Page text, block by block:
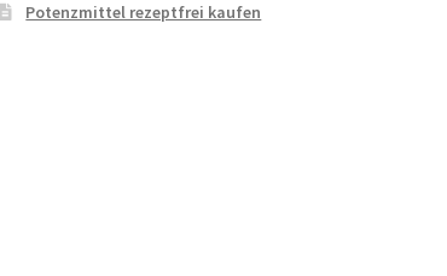
Potenzmittel rezeptfrei kaufen